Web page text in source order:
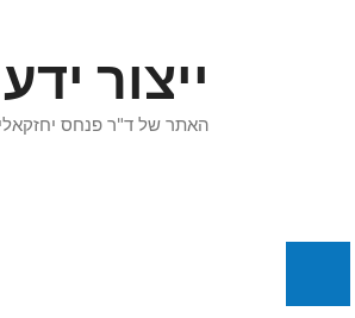
ייצור ידע
האתר של ד"ר פנחס יחזקאלי